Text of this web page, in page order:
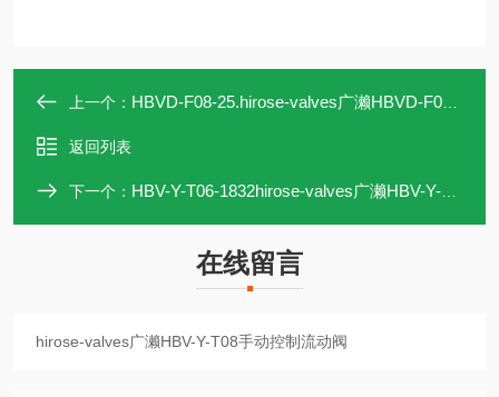
上一个： HBVD-F08-25.hirose-valves广濑HBVD-F08手动控制流动阀
返回列表
下一个： HBV-Y-T06-1832hirose-valves广濑HBV-Y-T06手动控制流动阀
在线留言